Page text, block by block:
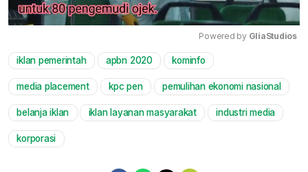
Powered by GliaStudios
iklan pemerintah apbn 2020 kominfo
media placement kpc pen pemulihan ekonomi nasional
belanja iklan iklan layanan masyarakat industri media
korporasi